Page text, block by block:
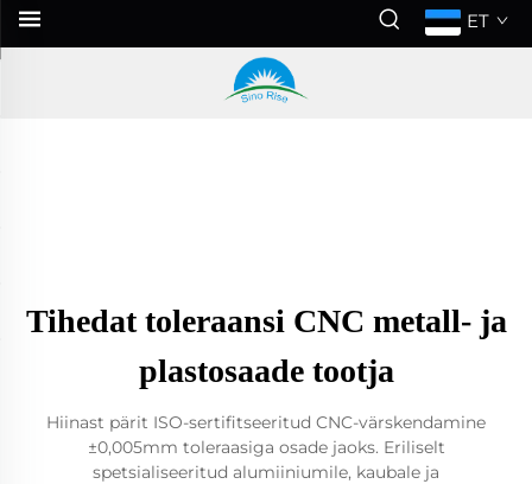
ET
Tihedat toleraansi CNC metall- ja
plastosaade tootja
Hiinast pärit ISO-sertifitseeritud CNC-värskendamine
±0,005mm toleraasiga osade jaoks. Eriliselt
spetsialiseeritud alumiiniumile, kaubale ja